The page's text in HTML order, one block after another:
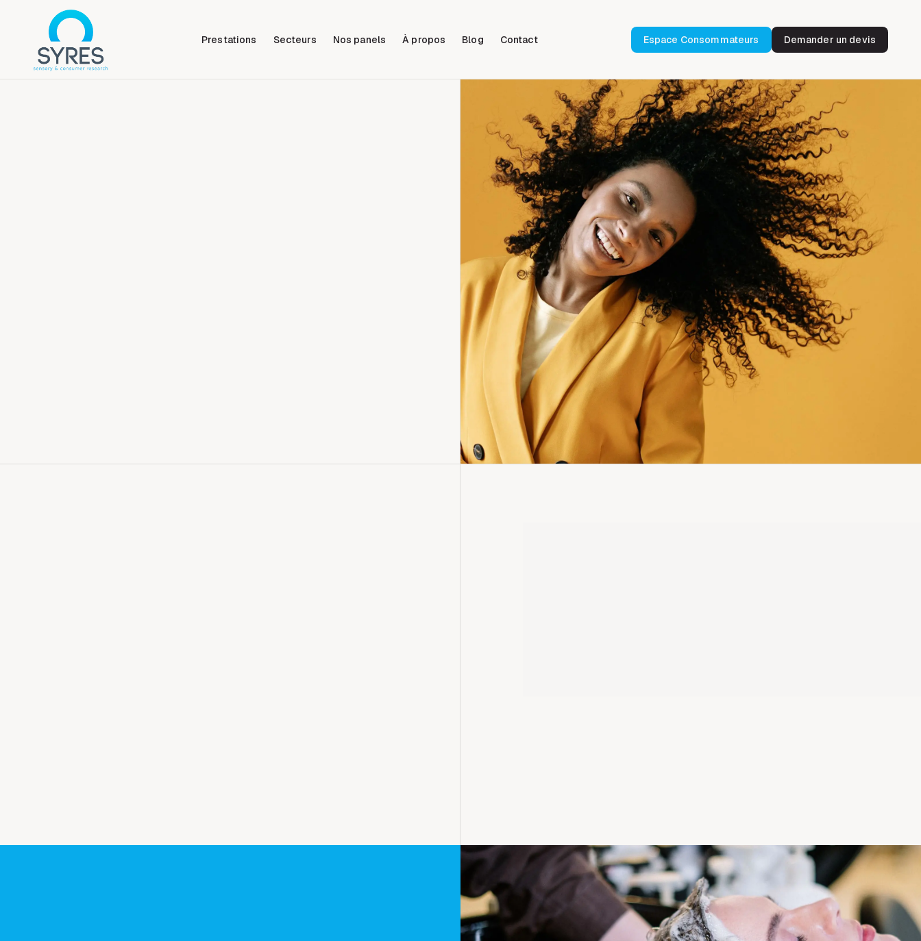
Prestations Secteurs Nos panels À propos Blog Contact Espace Consommateurs Demander un devis